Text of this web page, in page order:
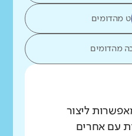
מהדומים
מהדומים
ליצור
עם אחרים